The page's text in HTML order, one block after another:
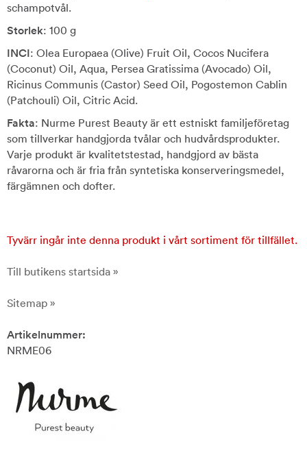
schampotvål.
Storlek: 100 g
INCI: Olea Europaea (Olive) Fruit Oil, Cocos Nucifera
(Coconut) Oil, Aqua, Persea Gratissima (Avocado) Oil,
Ricinus Communis (Castor) Seed Oil, Pogostemon Cablin
(Patchouli) Oil, Citric Acid.
Fakta: Nurme Purest Beauty är ett estniskt familjeföretag
som tillverkar handgjorda tvålar och hudvårdsprodukter.
Varje produkt är kvalitetstestad, handgjord av bästa
råvarorna och är fria från syntetiska konserveringsmedel,
färgämnen och dofter.
Tyvärr ingår inte denna produkt i vårt sortiment för tillfället.
Till butikens startsida »
Sitemap »
Artikelnummer:
NRME06